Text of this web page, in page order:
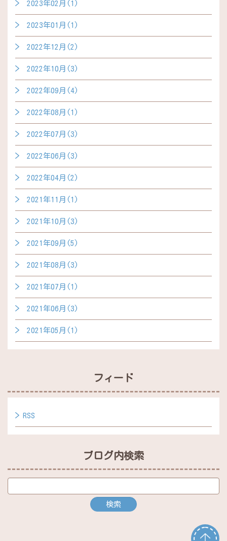
2023年02月(1)
2023年01月(1)
2022年12月(2)
2022年10月(3)
2022年09月(4)
2022年08月(1)
2022年07月(3)
2022年06月(3)
2022年04月(2)
2021年11月(1)
2021年10月(3)
2021年09月(5)
2021年08月(3)
2021年07月(1)
2021年06月(3)
2021年05月(1)
フィード
RSS
ブログ内検索